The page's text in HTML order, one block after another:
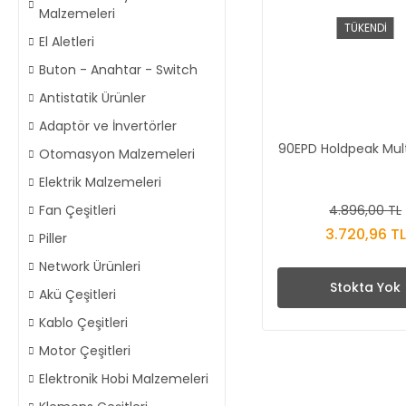
Malzemeleri
El Aletleri
Buton - Anahtar - Switch
Antistatik Ürünler
Adaptör ve İnvertörler
Otomasyon Malzemeleri
Elektrik Malzemeleri
Fan Çeşitleri
Piller
Network Ürünleri
Akü Çeşitleri
Kablo Çeşitleri
Motor Çeşitleri
Elektronik Hobi Malzemeleri
TÜKENDİ
90EPD Holdpeak
4.896,00 TL
3.720,96 TL
Stokta Yok